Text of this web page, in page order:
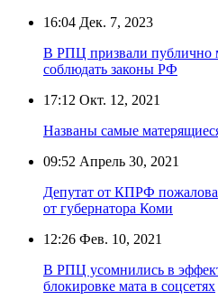
16:04 Дек. 7, 2023
В РПЦ призвали публично
соблюдать законы РФ
17:12 Окт. 12, 2021
Названы самые
09:52 Апрель 30, 2021
Депутат от КПРФ
от губернатора Коми
12:26 Фев. 10, 2021
В РПЦ усомнились в
блокировке мата в соцсетях